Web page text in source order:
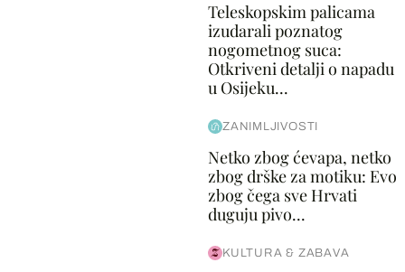
Teleskopskim palicama
izudarali poznatog
nogometnog suca:
Otkriveni detalji o napadu
u Osijeku...
ZANIMLJIVOSTI
Netko zbog ćevapa, netko
zbog drške za motiku: Evo
zbog čega sve Hrvati
duguju pivo...
KULTURA & ZABAVA